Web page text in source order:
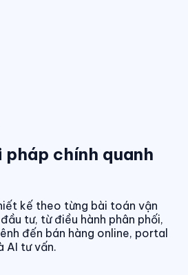
pháp chính quanh
kế theo từng bài toán vận
tư, từ điều hành phân phối,
đến bán hàng online, portal
AI tư vấn.